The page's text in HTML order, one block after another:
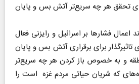
تحقق هر چه سریع‌تر آتش بس و پایان
اعمال فشارها بر اسرائیل و رایزنی فعال
تاثیرگذار برای برقراری آتش بس و پایان
و به خصوص باز کردن هر چه سریع‌تر
که شریان حیاتی مردم غزه است را